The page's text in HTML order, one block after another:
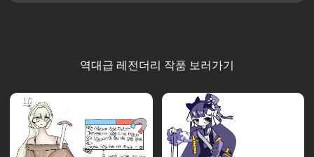
역대급 레전더리 작품 보러가기